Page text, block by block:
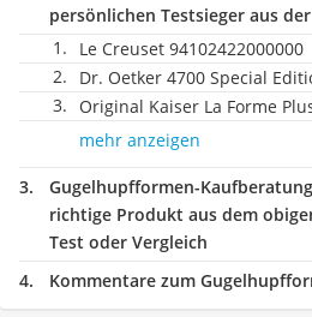
persönlichen Testsieger aus
Le Creuset 94102422000000
Dr. Oetker 4700 Special
Original Kaiser La Forme
mehr anzeigen
Gugelhupfformen-Kaufberatung
richtige Produkt aus dem
Test oder Vergleich
Kommentare zum